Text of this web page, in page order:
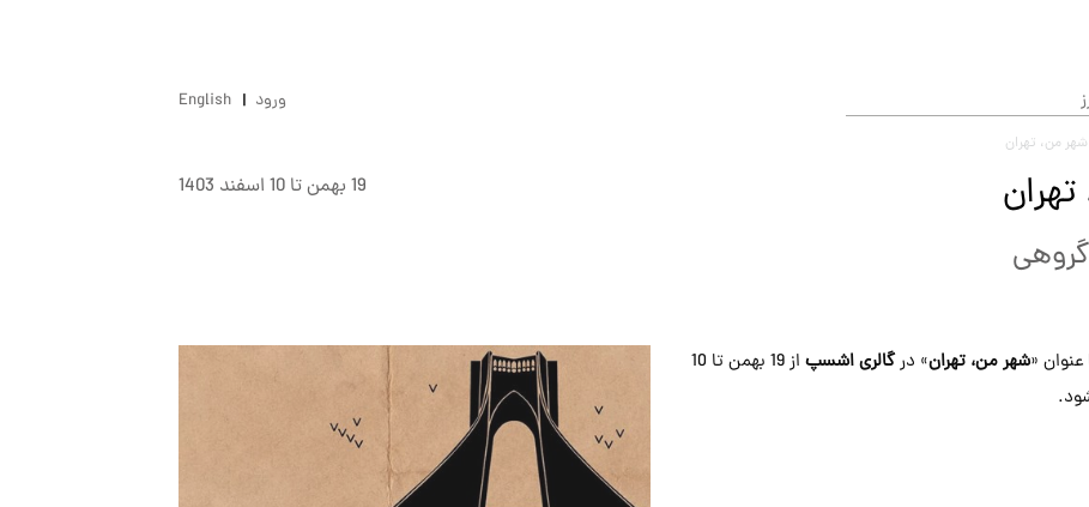
ورود English
شهر من، تهران
19 بهمن تا 10 اسفند 1403
«شهر من، تهران» درگالری اشسپ
از 19 بهمن تا 10